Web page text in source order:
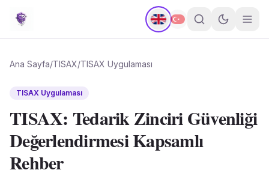
Ana Sayfa/TISAX/TISAX Uygulaması
TISAX Uygulaması
TISAX: Tedarik Zinciri Güvenliği
Değerlendirmesi Kapsamlı
Rehber